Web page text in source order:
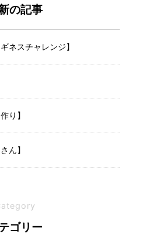
の記事
ネスチャレンジ】
り】
ん】
ゴリー